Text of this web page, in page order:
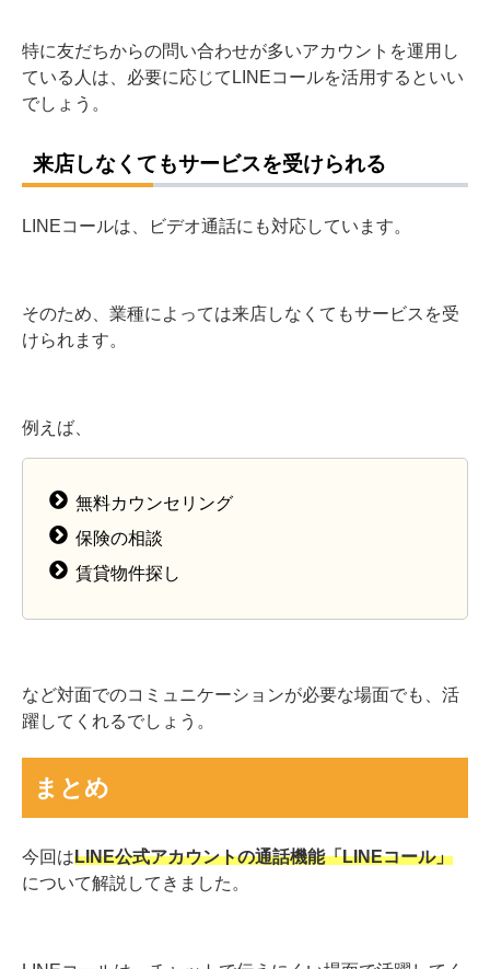
特に友だちからの問い合わせが多いアカウントを運用し
ている人は、必要に応じてLINEコールを活用するといい
でしょう。
来店しなくてもサービスを受けられる
LINEコールは、ビデオ通話にも対応しています。
そのため、業種によっては来店しなくてもサービスを受
けられます。
例えば、
無料カウンセリング
保険の相談
賃貸物件探し
など対面でのコミュニケーションが必要な場面でも、活
躍してくれるでしょう。
まとめ
今回はLINE公式アカウントの通話機能「LINEコール」
について解説してきました。